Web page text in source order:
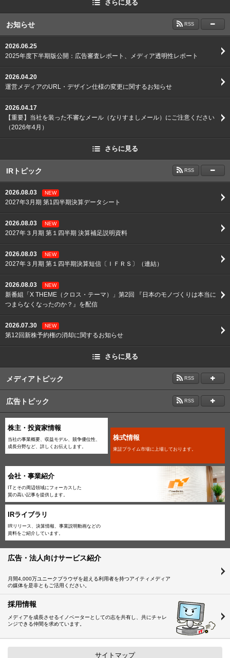
さらに見る
お知らせ RSS
2026.06.25
2025年度下半期版公開：広告審査レポート、メディア透明性レポート
2026.04.20
運営メディアのURL・デザイン仕様の変更に関するお知らせ
2026.04.17
【重要】当社を装った不審なメール（なりすましメール）にご注意ください
（2026年4月）
さらに見る
IRトピック RSS
2026.08.03 NEW
2027年3月期 第1四半期決算データシート
2026.08.03 NEW
2027年３月期 第１四半期 決算補足説明資料
2026.08.03 NEW
2027年３月期 第１四半期決算短信〔ＩＦＲＳ〕（連結）
2026.08.03 NEW
新番組「X THEME（クロス・テーマ）」第2回 『日本のモノづくりは本当に
つまらなくなったのか？』を配信
2026.07.30 NEW
第12回新株予約権の消却に関するお知らせ
さらに見る
メディアトピック RSS
2024.12.02
つまクン」がLINEスタンプになりました
2023.12.04
「調査のチカラ」サービス終了のお知らせ
2020.09.07
「質問！ITmedia」サービス終了のお知らせ
さらに見る
広告トピック RSS
2026.08.05 NEW
コンタクトセンター改革 2027冬 開催のお知らせ
2026.08.05 NEW
建設DXセミナー 2027冬 開催のお知らせ
2026.07.23
地域金融機関のサイバーセキュリティ再考 開催のお知らせ
2026.07.23
瀬戸内DXサミット 2026冬 開催のお知らせ
「アクセス数／読者数（2026年06月実績）」を掲載しました
さらに見る
株主・投資家情報
当社の事業概要、収益モデル、競争優位性、
成長分野など、詳しくお伝えします。
株式情報
東証プライム市場に上場しております。
会社・事業紹介
ITとその周辺領域にフォーカスした
質の高い記事を提供します。
IRライブラリ
IRリリース、決算情報、事業説明動画などの
資料をご紹介しています。
広告・法人向けサービス紹介
月間4,000万ユニークブラウザを超える利用者を持つアイティメディア
の媒体を是非ともご活用ください。
採用情報
メディアを成長させるイノベーターとしての志を共有し、共にチャレ
ンジできる仲間を求めています。
サイトマップ